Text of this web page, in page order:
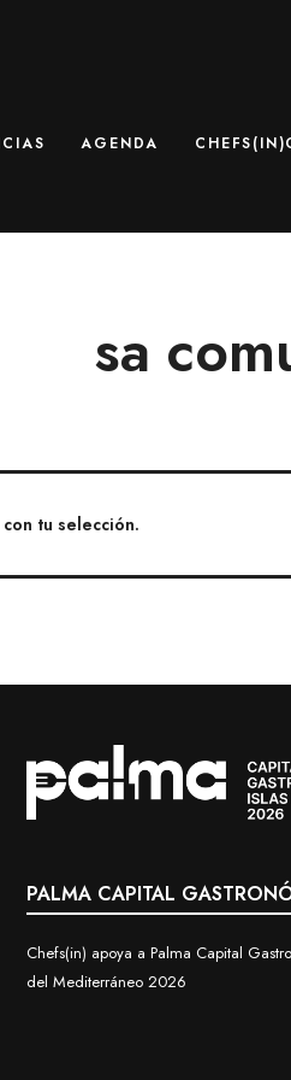
AGENDA
sa
tu selección.
PALMA CAPITAL
Chefs(in) apoya a Palma Capital
del Mediterráneo 2026